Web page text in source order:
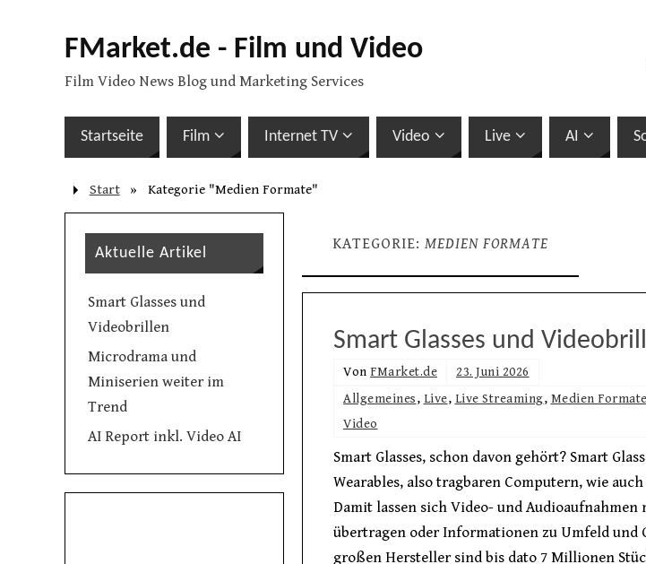
FMarket.de - Film und Video
Film Video News Blog und Marketing Services
Startseite Film Internet TV Video Live AI
Start » Kategorie "Medien Formate"
KATEGORIE: MEDIEN FORMATE
Smart Glasses und
Von FMarket.de
23. Juni 2026
Allgemeines, Live, Live Streaming, Medien Formate
Video
Smart Glasses, schon davon gehört? Smart
Wearables, also tragbaren Computern, wie
Damit lassen sich Video- und
übertragen oder Informationen zu Umfeld und
großen Hersteller sind bis dato 7 Millionen
Aktuelle Artikel
Smart Glasses und
Videobrillen
Microdrama und
Miniserien weiter im
Trend
AI Report inkl. Video AI